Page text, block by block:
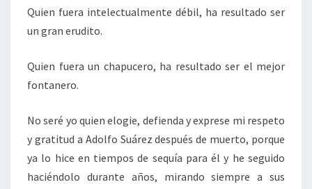
Quien fuera intelectualmente débil, ha resultado ser
un gran erudito.
Quien fuera un chapucero, ha resultado ser el mejor
fontanero.
No seré yo quien elogie, defienda y exprese mi respeto
y gratitud a Adolfo Suárez después de muerto, porque
ya lo hice en tiempos de sequía para él y he seguido
haciéndolo durante años, mirando siempre a sus